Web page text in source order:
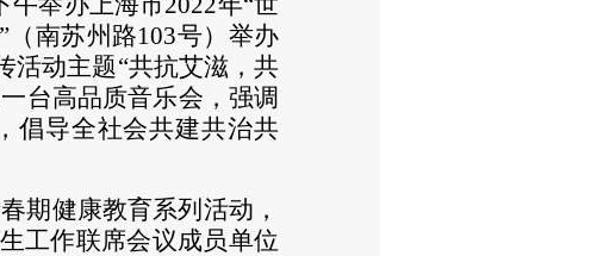
”（南苏州路103号）举办
活动主题“共抗艾滋，共
台高品质音乐会 ，强调
倡导全社会共建共治共
期健康教育系列 活动，
工作联席会议成员单位